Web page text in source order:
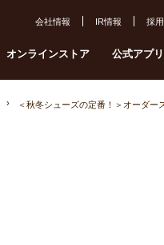
オンラインストア 公式アプ
会社情報 IR情報 採
＜秋冬シューズの定番！＞オーダー